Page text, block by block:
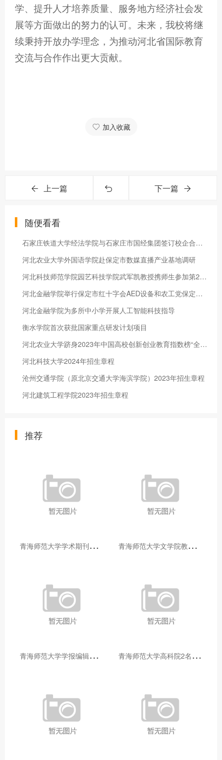
学、提升人才培养质量、服务地方经济社会发
展等方面做出的努力的认可。未来，我校将继
续秉持开放办学理念，为推动河北省国际教育
交流与合作作出更大贡献。
加入收藏
上一篇 下一篇
随便看看
石家庄铁道大学经法学院与石家庄市国经集团签订校企合作协议
河北农业大学外国语学院赴保定市数媒直播产业基地调研
河北科技师范学院园艺科技学院武军凯教授携师生参加第23届河北省果树学会
河北金融学院举行保定市红十字会AED设备和农工党保定市委会书法作品捐赠仪式
河北金融学院为多所中小学开展人工智能科技指导
衡水学院首次获批国家重点研发计划项目
河北农业大学跻身2023年中国高校创新创业教育指数榜“全国百强”
河北科技大学2024年招生章程
沧州交通学院（原北京交通大学海滨学院）2023年招生章程
河北建筑工程学院2023年招生章程
推荐
青
海师范大学学术期刊两个专栏入选2025年青海省期刊重点专栏 青
海师范大学文学院教师赴山东省相关高校和学术机构交流学习
青
海师范大学学报编辑部赴大通县城关镇上毛佰胜村开展帮扶慰问活动 青
海师范大学高科院2名专家当选中国科学院院士